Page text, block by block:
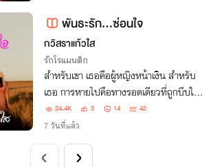
พันธะรัก...ซ่อนใจ
กวิสราแก้วใส
รักโรแมนติก
สำหรับเขา เธอคือผู้หญิงหน้าเงิน สำหรับ
เธอ การหายไปคือทางรอดเดียวที่ถูกบีบให้
เลือก พบกันอีกครั้ง เธอกลายเป็นแม่คน
และมีแฟนใหม่ เมื่อเกมการแก้แค้นเริ่มขึ้น
เขากลับพบว่าเด็กน้อยหน้าตาละม้ายคล้าย
เขา
24.4K 3 14 42
7 วันที่แล้ว